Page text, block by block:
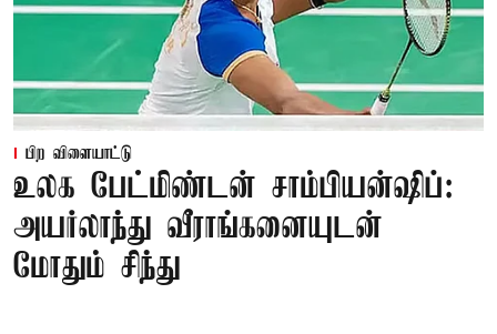
பிற விளையாட்டு
உலக பேட்மிண்டன் சாம்பியன்ஷிப்:
அயர்லாந்து வீராங்கனையுடன்
மோதும் சிந்து